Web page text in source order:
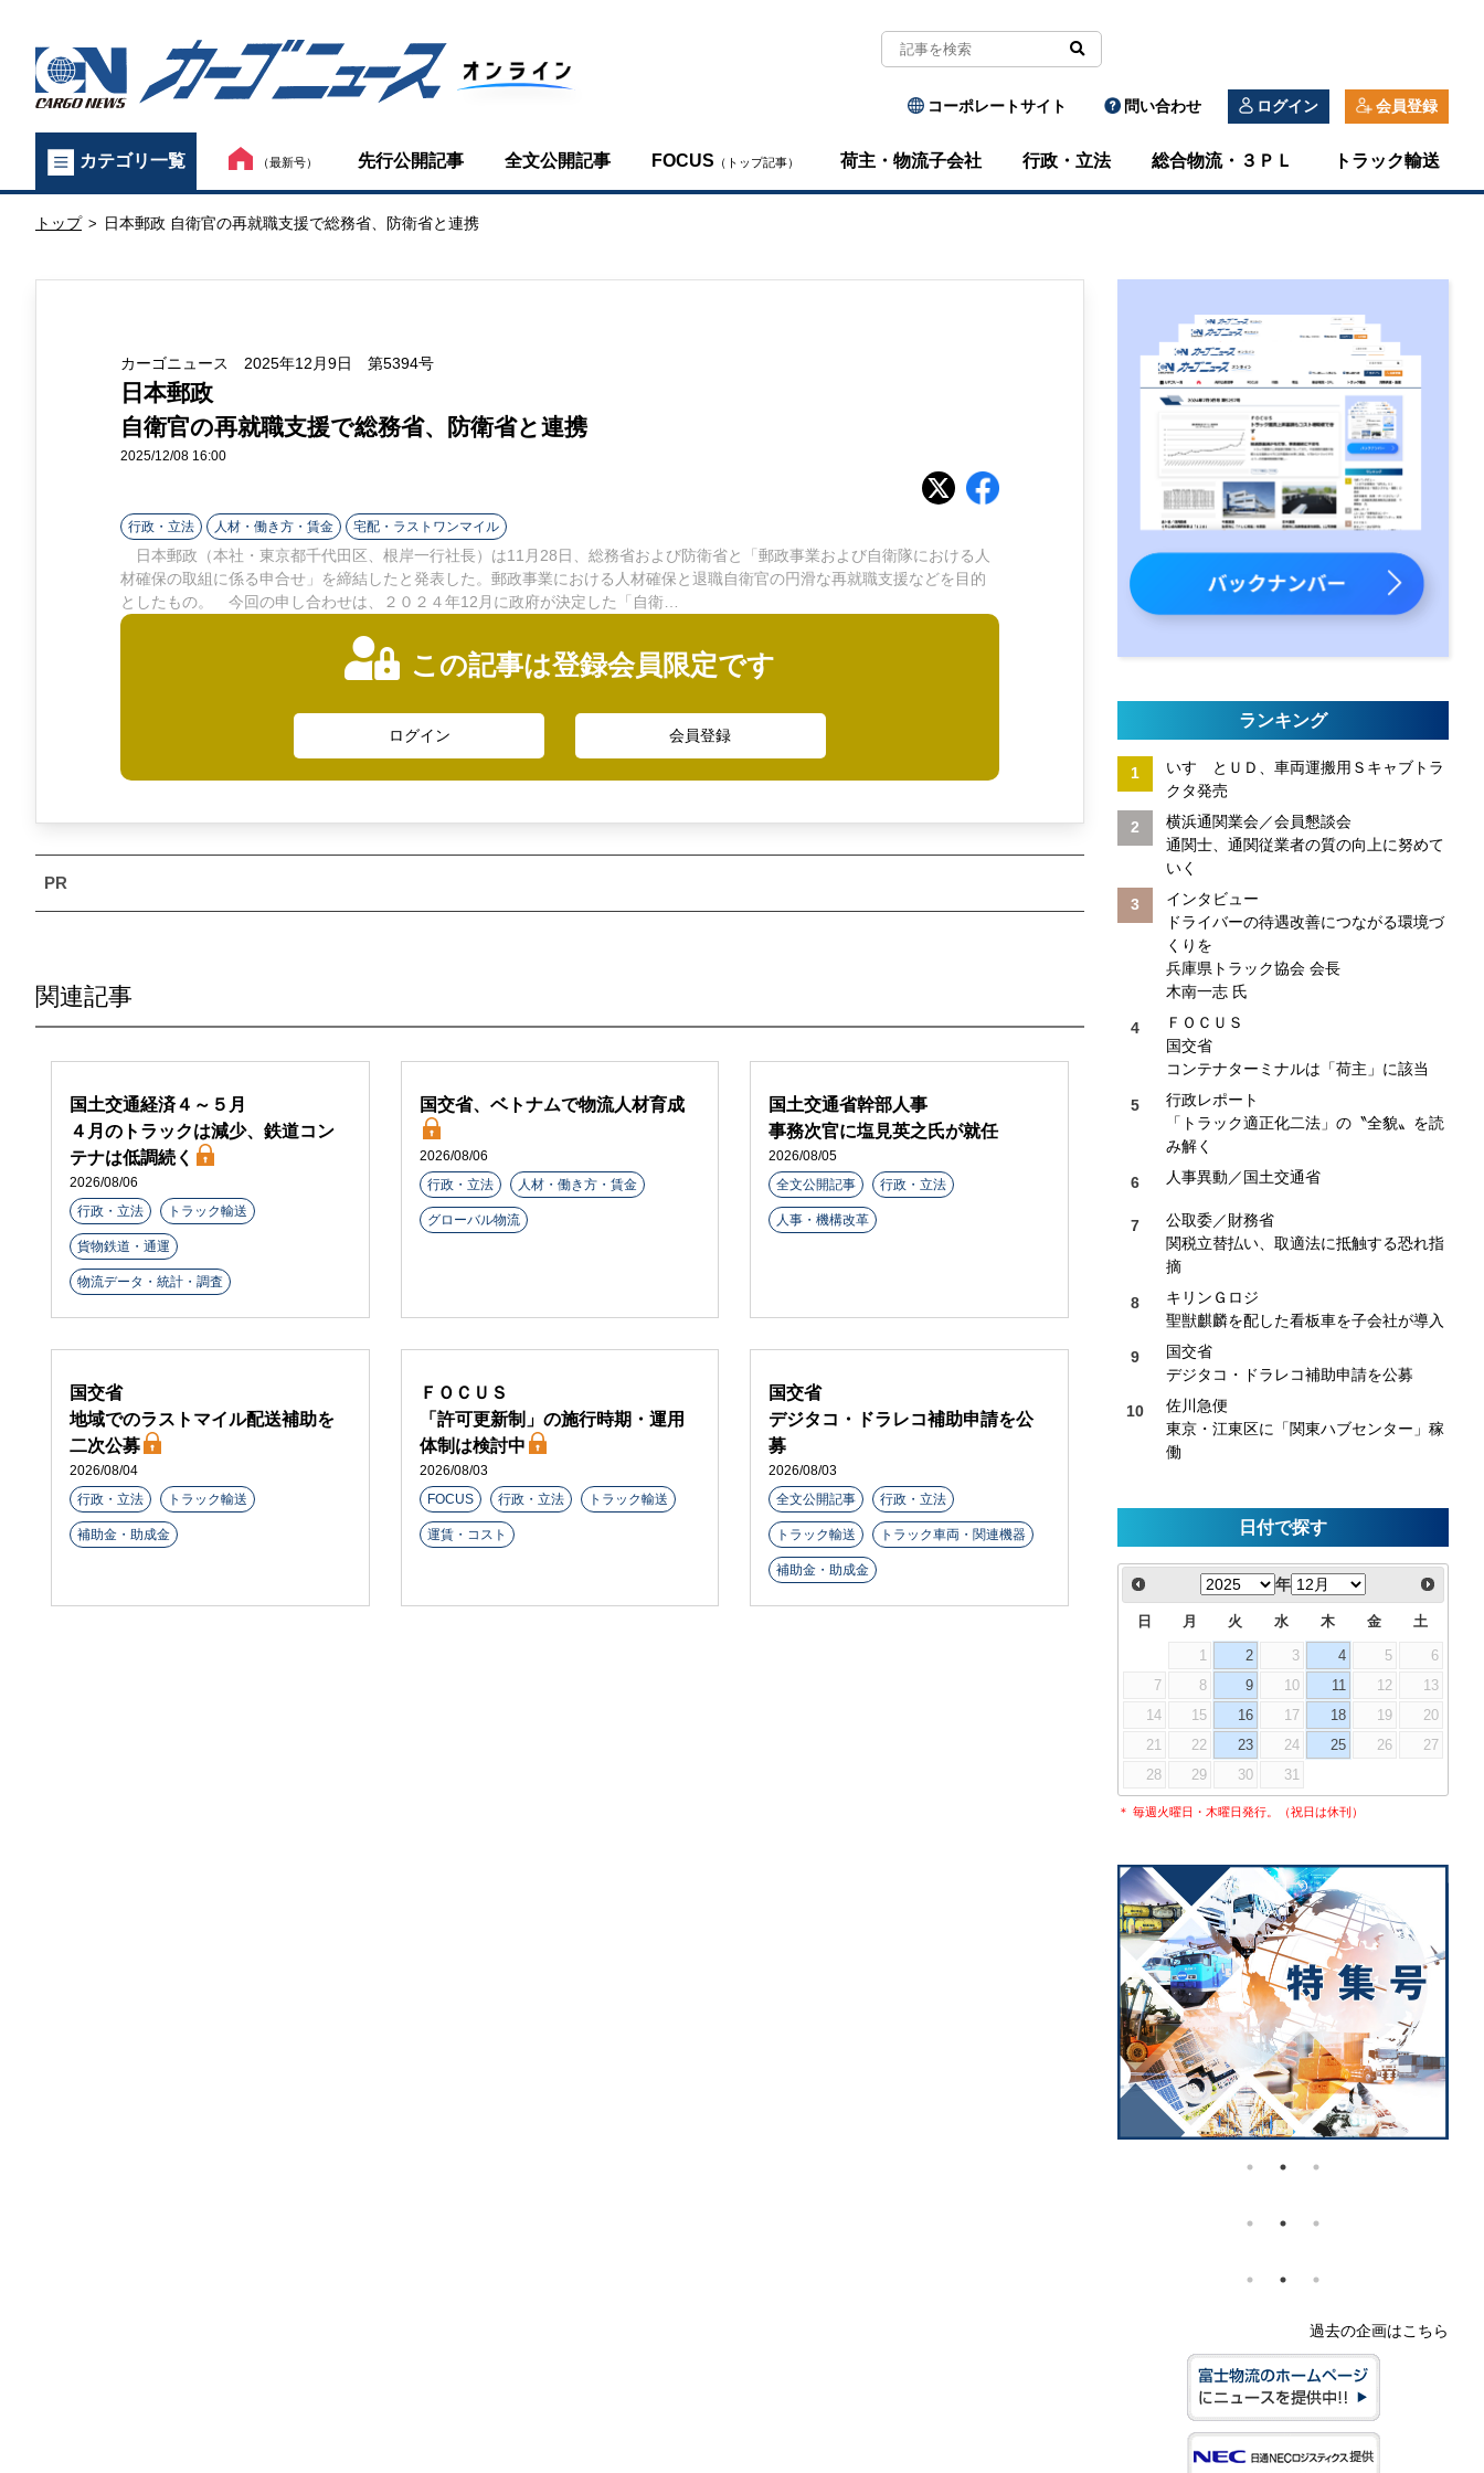
カ
ー
ゴ
ニ
コーポレートサイト 問い合わせ ログイン 会員登録
カテゴリ一覧 （最新号） 先行公開記事 全文公開記事 FOCUS （トップ記事） 荷主・物流子会社 行政・立法 総合物流・３ＰＬ トラック輸送
トップ > 日本郵政 自衛官の再就職支援で総務省、防衛省と連携
カーゴニュース 2025年12月9日 第5394号
日本郵政
自衛官の再就職支援で総務省、防衛省と連携
2025/12/08 16:00
行政・立法 人材・働き方・賃金 宅配・ラストワンマイル
日本郵政（本社・東京都千代田区、根岸一行社長）は11月28日、総務省および防衛省と「郵政事業および自衛隊における人
材確保の取組に係る申合せ」を締結したと発表した。郵政事業における人材確保と退職自衛官の円滑な再就職支援などを目的
としたもの。 今回の申し合わせは、２０２４年12月に政府が決定した「自衛…
この記事は登録会員限定です
ログイン 会員登録
関連記事
国土交通経済４～５月
４月のトラックは減少、鉄道コン
テナは低調続く
2026/08/06
行政・立法
トラック輸送
貨物鉄道・通運
物流データ・統計・調査
国交省、ベトナムで物流人材育成
2026/08/06
行政・立法
人材・働き方・賃金
グローバル物流
国土交通省幹部人事
事務次官に塩見英之氏が就任
2026/08/05
全文公開記事
行政・立法
人事・機構改革
国交省
地域でのラストマイル配送補助を
二次公募
2026/08/04
行政・立法
トラック輸送
補助金・助成金
ＦＯＣＵＳ
「許可更新制」の施行時期・運用
体制は検討中
2026/08/03
FOCUS
行政・立法 トラック輸送
運賃・コスト
国交省
デジタコ・ドラレコ補助申請を公
募
2026/08/03
全文公開記事
行政・立法
トラック輸送 トラック車両・関連機器
補助金・助成金
ランキング
いすゞとＵＤ、車両運搬用Ｓキャブトラ
クタ発売
横浜通関業会／会員懇談会
通関士、通関従業者の質の向上に努めて
いく
インタビュー
ドライバーの待遇改善につながる環境づ
くりを
兵庫県トラック協会 会長
木南一志 氏
ＦＯＣＵＳ
国交省
コンテナターミナルは「荷主」に該当
行政レポート
「トラック適正化二法」の〝全貌〟を読
み解く
人事異動／国土交通省
公取委／財務省
関税立替払い、取適法に抵触する恐れ指
摘
キリンＧロジ
聖獣麒麟を配した看板車を子会社が導入
国交省
デジタコ・ドラレコ補助申請を公募
佐川急便
東京・江東区に「関東ハブセンター」稼
働
日付で探す
年
日 月 火 水 木 金 土
1 2 3 4 5
6
7
8 9 10 11 12
13
14
15 16 17 18 19
20
21
22 23 24 25 26
27
28
29 30 31
＊ 毎週火曜日・木曜日発行。（祝日は休刊）
過去の企画はこちら